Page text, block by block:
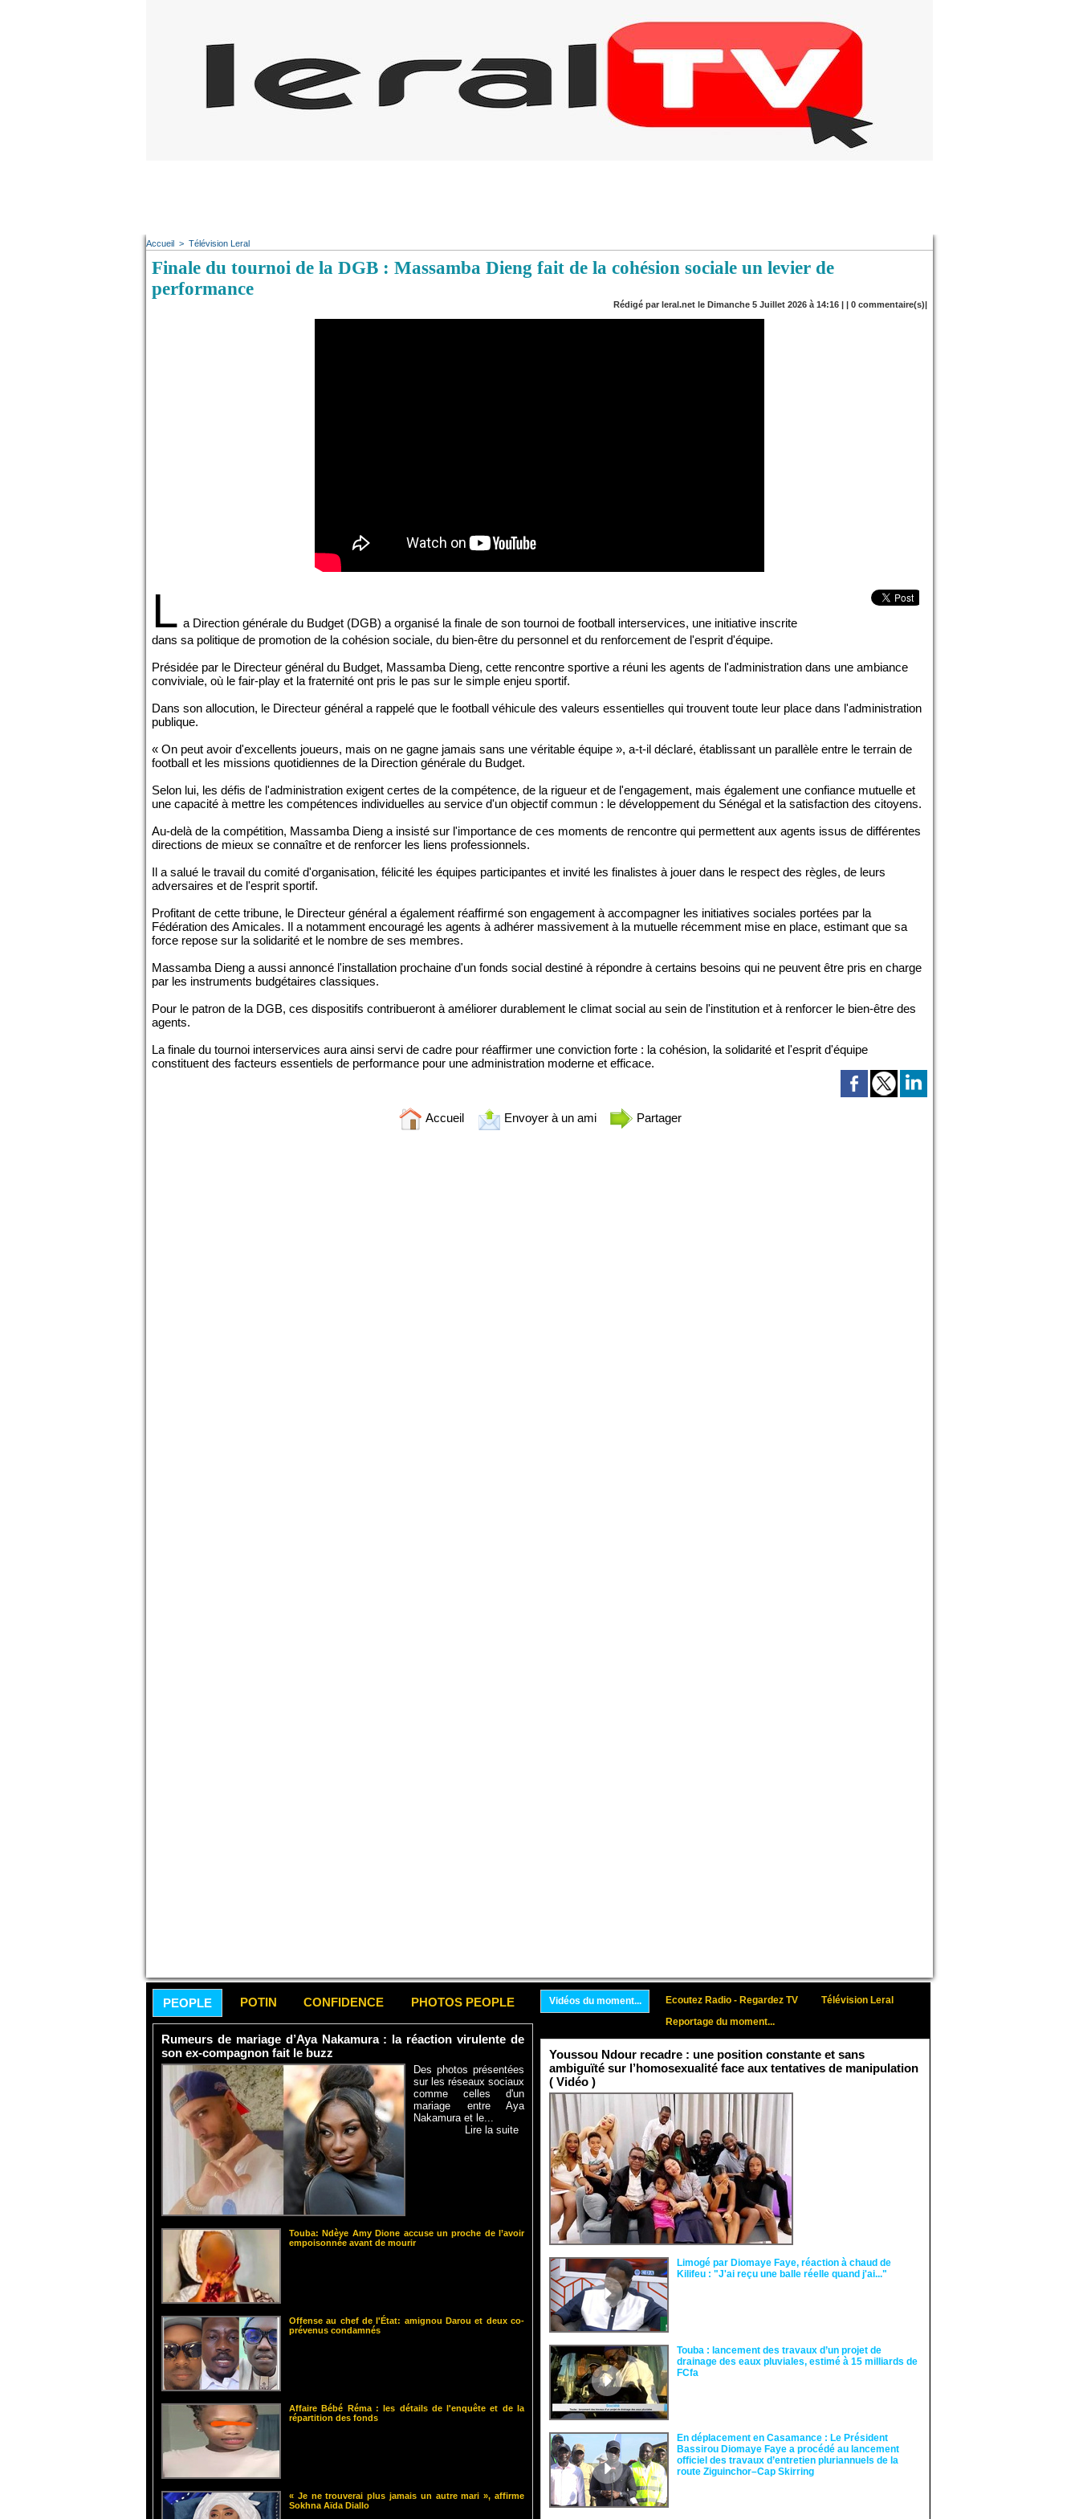
Accueil > Télévision Leral
Finale du tournoi de la DGB : Massamba Dieng fait de la cohésion sociale un levier de
performance
Rédigé par leral.net le Dimanche 5 Juillet 2026 à 14:16 | | 0 commentaire(s)|
L a Direction générale du Budget (DGB) a organisé la finale de son tournoi de football interservices, une initiative inscrite
dans sa politique de promotion de la cohésion sociale, du bien-être du personnel et du renforcement de l'esprit d'équipe.
Présidée par le Directeur général du Budget, Massamba Dieng, cette rencontre sportive a réuni les agents de l'administration dans une ambiance
conviviale, où le fair-play et la fraternité ont pris le pas sur le simple enjeu sportif.
Dans son allocution, le Directeur général a rappelé que le football véhicule des valeurs essentielles qui trouvent toute leur place dans l'administration
publique.
« On peut avoir d'excellents joueurs, mais on ne gagne jamais sans une véritable équipe », a-t-il déclaré, établissant un parallèle entre le terrain de
football et les missions quotidiennes de la Direction générale du Budget.
Selon lui, les défis de l'administration exigent certes de la compétence, de la rigueur et de l'engagement, mais également une confiance mutuelle et
une capacité à mettre les compétences individuelles au service d'un objectif commun : le développement du Sénégal et la satisfaction des citoyens.
Au-delà de la compétition, Massamba Dieng a insisté sur l'importance de ces moments de rencontre qui permettent aux agents issus de différentes
directions de mieux se connaître et de renforcer les liens professionnels.
Il a salué le travail du comité d'organisation, félicité les équipes participantes et invité les finalistes à jouer dans le respect des règles, de leurs
adversaires et de l'esprit sportif.
Profitant de cette tribune, le Directeur général a également réaffirmé son engagement à accompagner les initiatives sociales portées par la
Fédération des Amicales. Il a notamment encouragé les agents à adhérer massivement à la mutuelle récemment mise en place, estimant que sa
force repose sur la solidarité et le nombre de ses membres.
Massamba Dieng a aussi annoncé l'installation prochaine d'un fonds social destiné à répondre à certains besoins qui ne peuvent être pris en charge
par les instruments budgétaires classiques.
Pour le patron de la DGB, ces dispositifs contribueront à améliorer durablement le climat social au sein de l'institution et à renforcer le bien-être des
agents.
La finale du tournoi interservices aura ainsi servi de cadre pour réaffirmer une conviction forte : la cohésion, la solidarité et l'esprit d'équipe
constituent des facteurs essentiels de performance pour une administration moderne et efficace.
Accueil Envoyer à un ami Partager
PEOPLE POTIN CONFIDENCE PHOTOS PEOPLE
Rumeurs de mariage d’Aya Nakamura : la réaction virulente de
son ex-compagnon fait le buzz
Des photos présentées
sur les réseaux sociaux
comme celles d'un
mariage entre Aya
Nakamura et le...
Lire la suite
Touba: Ndèye Amy Dione accuse un proche de l’avoir
empoisonnée avant de mourir
Offense au chef de l'État: amignou Darou et deux co-
prévenus condamnés
Affaire Bébé Réma : les détails de l'enquête et de la
répartition des fonds
« Je ne trouverai plus jamais un autre mari », affirme
Sokhna Aïda Diallo
Vidéos du moment... Ecoutez Radio - Regardez TV
Télévision Leral
Reportage du moment...
Youssou Ndour recadre : une position constante et sans
ambiguïté sur l’homosexualité face aux tentatives de manipulation
( Vidéo )
Limogé par Diomaye Faye, réaction à chaud de
Kilifeu : "J'ai reçu une balle réelle quand j'ai..."
Touba : lancement des travaux d’un projet de
drainage des eaux pluviales, estimé à 15 milliards de
FCfa ‎
En déplacement en Casamance : Le Président
Bassirou Diomaye Faye a procédé au lancement
officiel des travaux d’entretien pluriannuels de la
route Ziguinchor–Cap Skirring